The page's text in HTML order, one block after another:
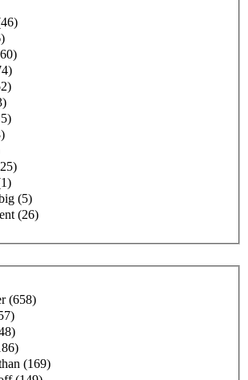
(5)
(26)
(658)
(169)